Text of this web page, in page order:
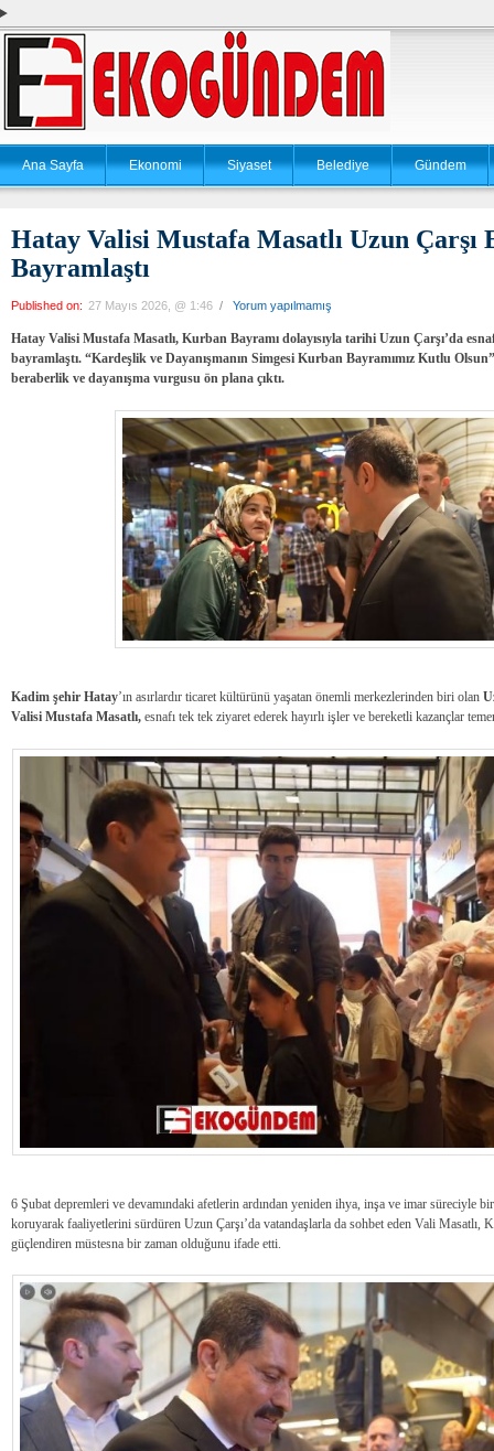
Ana Sayfa Ekonomi Siyaset Belediye Gündem
Hatay Valisi Mustafa Masatlı Uzun Çarşı
Bayramlaştı
Published on: 27 Mayıs 2026, @ 1:46 / Yorum yapılmamış
Hatay Valisi Mustafa Masatlı, Kurban Bayramı dolayısıyla tarihi Uzun Çarşı’da
bayramlaştı. “Kardeşlik ve Dayanışmanın Simgesi Kurban Bayramımız Kutlu
beraberlik ve dayanışma vurgusu ön plana çıktı.
Kadim şehir Hatay’ın asırlardır ticaret kültürünü yaşatan önemli merkezlerinden biri olan
Valisi Mustafa Masatlı, esnafı tek tek ziyaret ederek hayırlı işler ve bereketli kazançlar
6 Şubat depremleri ve devamındaki afetlerin ardından yeniden ihya, inşa ve imar süreciyle
koruyarak faaliyetlerini sürdüren Uzun Çarşı’da vatandaşlarla da sohbet eden Vali Masatlı,
güçlendiren müstesna bir zaman olduğunu ifade etti.